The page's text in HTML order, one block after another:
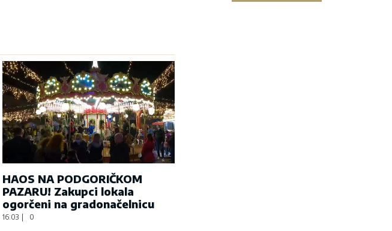
HAOS NA PODGORIČKOM
PAZARU! Zakupci lokala
ogorčeni na gradonačelnicu
16:03 0